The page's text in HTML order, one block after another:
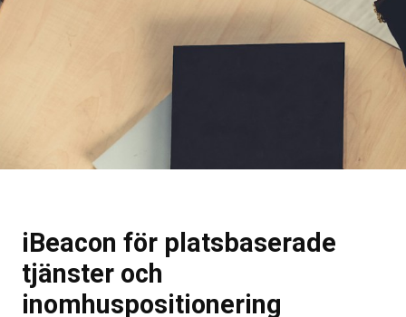
iBeacon för platsbaserade
tjänster och
inomhuspositionering